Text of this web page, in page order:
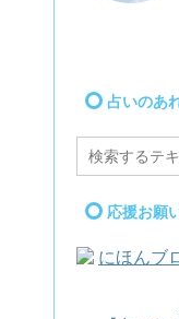
占いのあ
応援お願